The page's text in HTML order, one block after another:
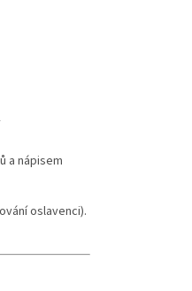
a nápisem
oslavenci).